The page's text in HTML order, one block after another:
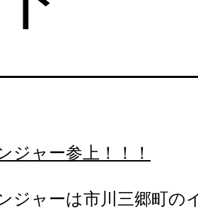
ジャー参上！！！
ジャーは市川三郷町の